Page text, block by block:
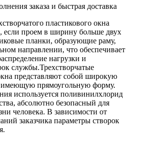
заказа и быстрая доставка
пластикового окна
если проем в ширину больше двух
планки, образующие раму,
направлении, что обеспечивает
нагрузки и
службы.Трехстворчатые
представляют собой широкую
прямоугольную форму.
используется поливинилхлорид
абсолютно безопасный для
человека. В зависимости от
заказчика параметры створок